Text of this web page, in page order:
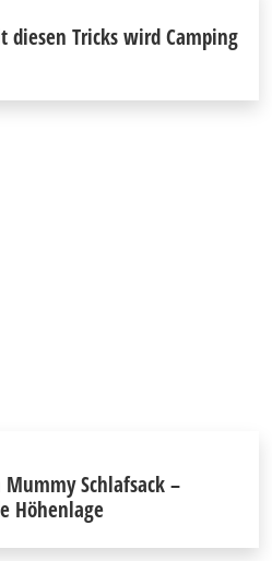
Tricks wird Camping
Schlafsack –
Höhenlage